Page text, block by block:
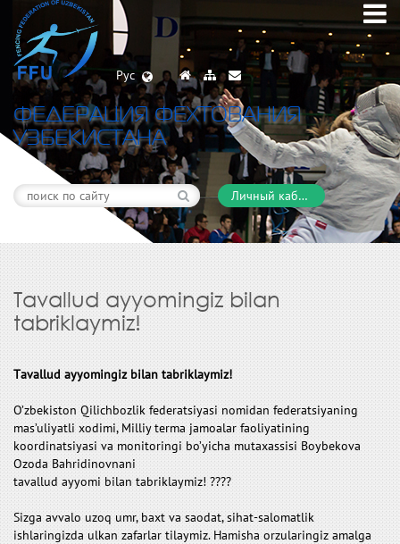
Рус
ФЕДЕРАЦИЯ ФЕХТОВАНИЯ
УЗБЕКИСТАНА
Личный кабинет
Тavallud ayyomingiz bilan
tabriklaymiz!
Тavallud ayyomingiz bilan tabriklaymiz!
O’zbekiston Qilichbozlik federatsiyasi nomidan federatsiyaning
mas’uliyatli xodimi, Milliy terma jamoalar faoliyatining
koordinatsiyasi va monitoringi bo’yicha mutaxassisi Boybekova
Ozoda Bahridinovnani
tavallud ayyomi bilan tabriklaymiz! ????
Sizga avvalo uzoq umr, baxt va saodat, sihat-salomatlik
ishlaringizda ulkan zafarlar tilaymiz. Hamisha orzularingiz amalga